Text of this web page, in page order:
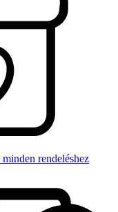
minden rendeléshez